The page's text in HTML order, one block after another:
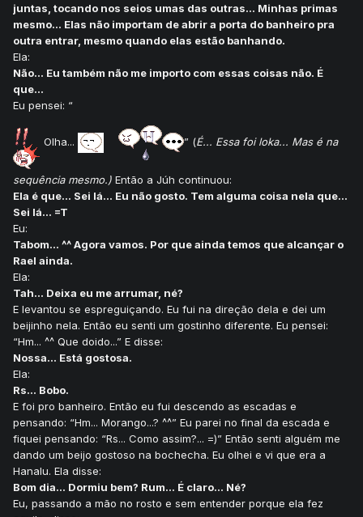
juntas, tocando nos seios umas das outras... Minhas primas
mesmo... Elas não importam de abrir a porta do banheiro pra
outra entrar, mesmo quando elas estão banhando.
Ela:
Não... Eu também não me importo com essas coisas não. É
que...
Eu pensei: “
Olha... ” (É... Essa foi loka... Mas é na
sequência mesmo.) Então a Júh continuou:
Ela é que... Sei lá... Eu não gosto. Tem alguma coisa nela que...
Sei lá... =T
Eu:
Tabom... ^^ Agora vamos. Por que ainda temos que alcançar o
Rael ainda.
Ela:
Tah... Deixa eu me arrumar, né?
E levantou se espreguiçando. Eu fui na direção dela e dei um
beijinho nela. Então eu senti um gostinho diferente. Eu pensei:
“Hm... ^^ Que doido...” E disse:
Nossa... Está gostosa.
Ela:
Rs... Bobo.
E foi pro banheiro. Então eu fui descendo as escadas e
pensando: “Hm... Morango...? ^^” Eu parei no final da escada e
fiquei pensando: “Rs... Como assim?... =)” Então senti alguém me
dando um beijo gostoso na bochecha. Eu olhei e vi que era a
Hanalu. Ela disse:
Bom dia... Dormiu bem? Rum... É claro... Né?
Eu, passando a mão no rosto e sem entender porque ela fez